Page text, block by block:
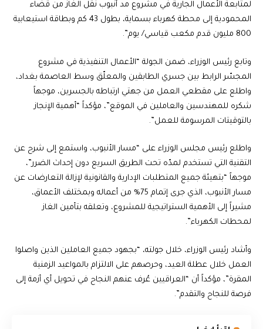
لمتابعة الأعمال الجارية في مشروع مد أنبوب نقل الغاز من قضاء
المحمودية إلى محطة كهرباء بسماية، بطول 43 كم وبطاقة استيعابية
800 مليون قدم مكعب قياسي/ يوم”.
وتابع رئيس الوزراء، ضمن الجولة “الأعمال التنفيذية في مشروع
المجسّر الرابط بين جسري الطابقين والمعلّق وسط العاصمة بغداد،
واطلع على مقطعي العمل من جهتي ارتباطه بالجسرين، موجهاً
شكره للمهندسين والعاملين في الموقع”، مؤكداً “أهمية الإنجاز
بالتوقيتات المرسومة للعمل”.
واطلع رئيس مجلس الوزراء على “مسار الأنبوب، واستمع إلى شرح عن
التقنية التي تستخدم لمدّه تحت الطريق السريع دون إحداث الضرر”،
موجهاً “بتهيئة جميع المتطلبات الإدارية والقانونية لإزالة التعارضات عن
مسار الأنبوب، الذي جرى إتمام 75% من أعماله وبمختلف الأعماق،
مشيراً إلى الأهمية الستراتيجية للمشروع، وتعلقه بتأمين الغاز
لمحطات الكهرباء”.
وأشاد رئيس الوزراء، خلال جولته، “بجهود جميع العاملين الذين واصلوا
العمل خلال عطلة العيد، وحرصهم على الالتزام بالمواعيد الزمنية
المقرة”، مؤكداً أن “العراقيين عُرف عنهم النجاح في تحويل أي أزمة إلى
فرصة للنجاح والتقدم”.